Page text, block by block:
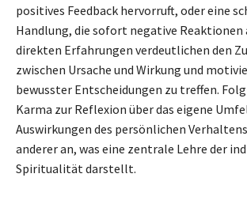
positives Feedback hervorruft, oder eine
Handlung, die sofort negative Reaktionen
direkten Erfahrungen verdeutlichen den
zwischen Ursache und Wirkung und
bewusster Entscheidungen zu treffen.
Karma zur Reflexion über das eigene
Auswirkungen des persönlichen
anderer an, was eine zentrale Lehre der
Spiritualität darstellt.